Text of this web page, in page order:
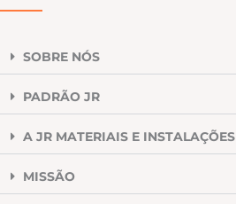
SOBRE NÓS
PADRÃO JR
A JR MATERIAIS E INSTALAÇÕES
MISSÃO